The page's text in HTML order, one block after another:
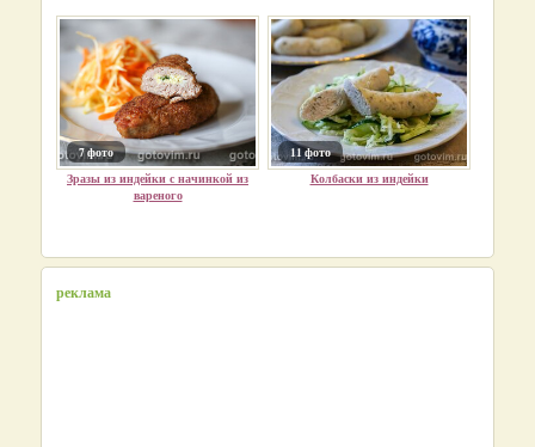
7 фото
Зразы из индейки с начинкой из
вареного
11 фото
Колбаски из индейки
реклама